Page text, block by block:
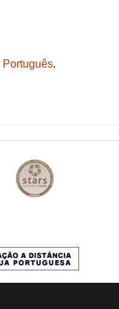
Português.